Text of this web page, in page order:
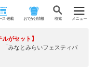
ス･連載 おでかけ情報 検 索 メニュー
がセット】
みなとみらいフェスティバ